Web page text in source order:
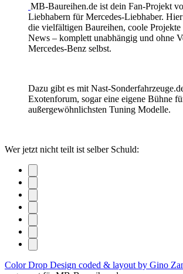
MB-Baureihen.de ist dein Fan-Projekt
Liebhabern für Mercedes-Liebhaber.
die vielfältigen Baureihen, coole Projekte
News – komplett unabhängig und ohne
Mercedes-Benz selbst.
Dazu gibt es mit Nast-
Exotenforum, sogar eine eigene Bühne
außergewöhnlichsten Tuning Modelle.
Wer jetzt nicht teilt ist selber Schuld:
Color Drop Design coded & layout by Gino